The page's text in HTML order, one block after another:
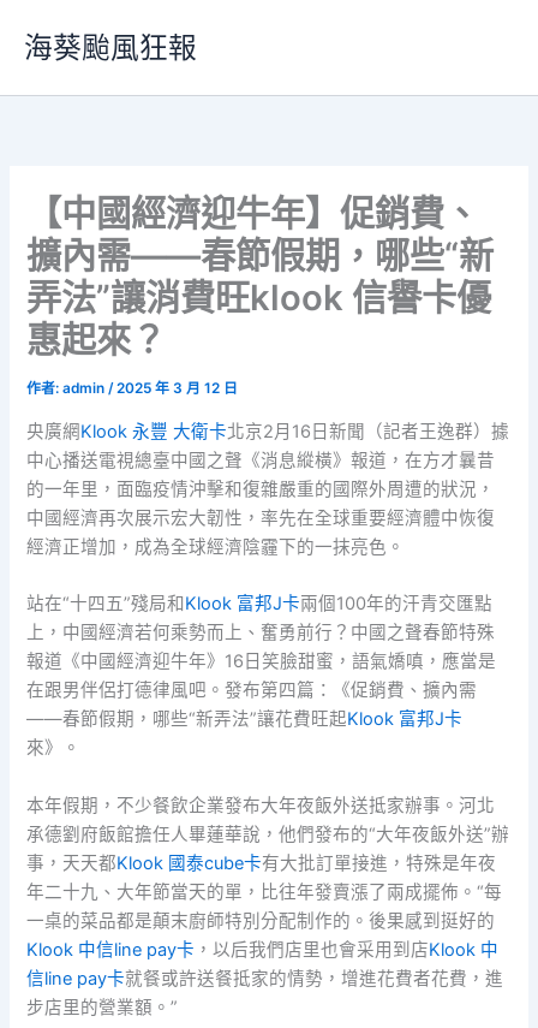
要
海葵颱風狂報
【中國經濟迎牛年】促銷費、
擴內需——春節假期，哪些“新
弄法”讓消費旺klook 信譽卡優
惠起來？
作者:admin/2025 年 3 月 12 日
央廣網Klook 永豐 大衛卡北京2月16日新聞（記者王逸群）據
中心播送電視總臺中國之聲《消息縱橫》報道，在方才曩昔
的一年里，面臨疫情沖擊和復雜嚴重的國際外周遭的狀況，
中國經濟再次展示宏大韌性，率先在全球重要經濟體中恢復
經濟正增加，成為全球經濟陰霾下的一抹亮色。
站在“十四五”殘局和Klook 富邦J卡兩個100年的汗青交匯點
上，中國經濟若何乘勢而上、奮勇前行？中國之聲春節特殊
報道《中國經濟迎牛年》16日笑臉甜蜜，語氣嬌嗔，應當是
在跟男伴侶打德律風吧。發布第四篇：《促銷費、擴內需
——春節假期，哪些“新弄法”讓花費旺起Klook 富邦J卡
來》。
本年假期，不少餐飲企業發布大年夜飯外送抵家辦事。河北
承德劉府飯館擔任人畢蓮華說，他們發布的“大年夜飯外送”辦
事，天天都Klook 國泰cube卡有大批訂單接進，特殊是年夜
年二十九、大年節當天的單，比往年發賣漲了兩成擺佈。“每
一桌的菜品都是顛末廚師特別分配制作的。後果感到挺好的
Klook 中信line pay卡 ，以后我們店里也會采用到店Klook 中
信line pay卡就餐或許送餐抵家的情勢，增進花費者花費，進
步店里的營業額。”